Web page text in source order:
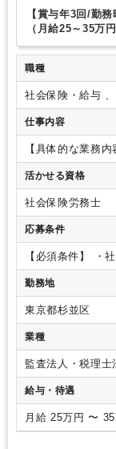
【賞与年3回/勤
（月給25～35万
職種
仕事内容
【具体的な業務内
給与計算・就業
事務所」の社労士
事、仕事を通じて
かせください♪
活かせる資格
社会保険労務士
応募条件
【必須条件】 ・
務実務経験のある
勤務地
東京都杉並区
業種
監査法人・税理
人）
給与・待遇
月給 25